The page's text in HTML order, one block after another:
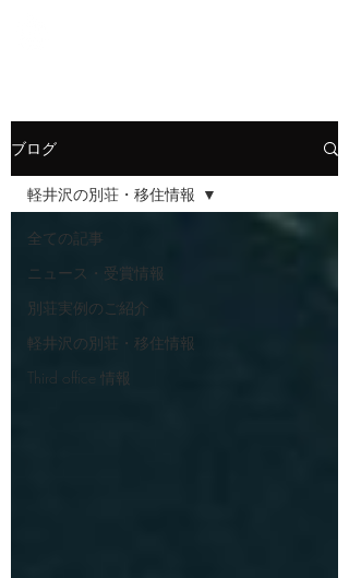
ブログ
全ての記事
ニュース・受賞情報
別荘実例のご紹介
軽井沢の別荘・移住情報
Third office 情報
軽井沢の別荘・移住情報